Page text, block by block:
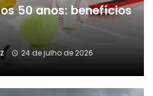
50 anos: benefícios
24 de julho de 2026